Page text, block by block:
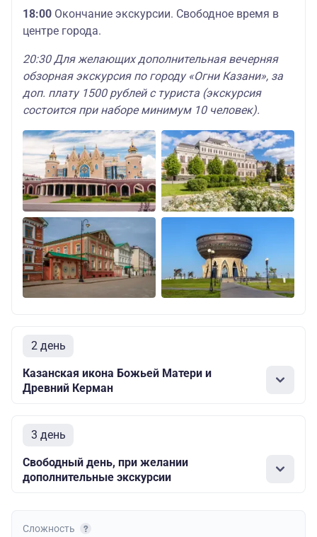
18:00 Окончание экскурсии. Свободное время в
центре города.
20:30 Для желающих дополнительная вечерняя
обзорная экскурсия по городу «Огни Казани», за
доп. плату 1500 рублей с туриста (экскурсия
состоится при наборе минимум 10 человек).
2 день
Казанская икона Божьей Матери и
Древний Керман
3 день
Свободный день, при желании
дополнительные экскурсии
Сложность